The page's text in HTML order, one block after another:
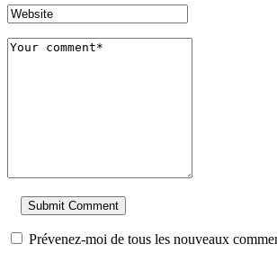
Prévenez-moi de tous les nouveaux